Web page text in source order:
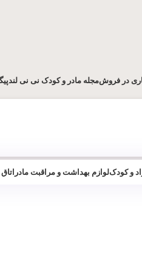
در فروشمجله مادر و کودک نی نی لند
و کودکلوازم بهداشت و مراقبت مادر